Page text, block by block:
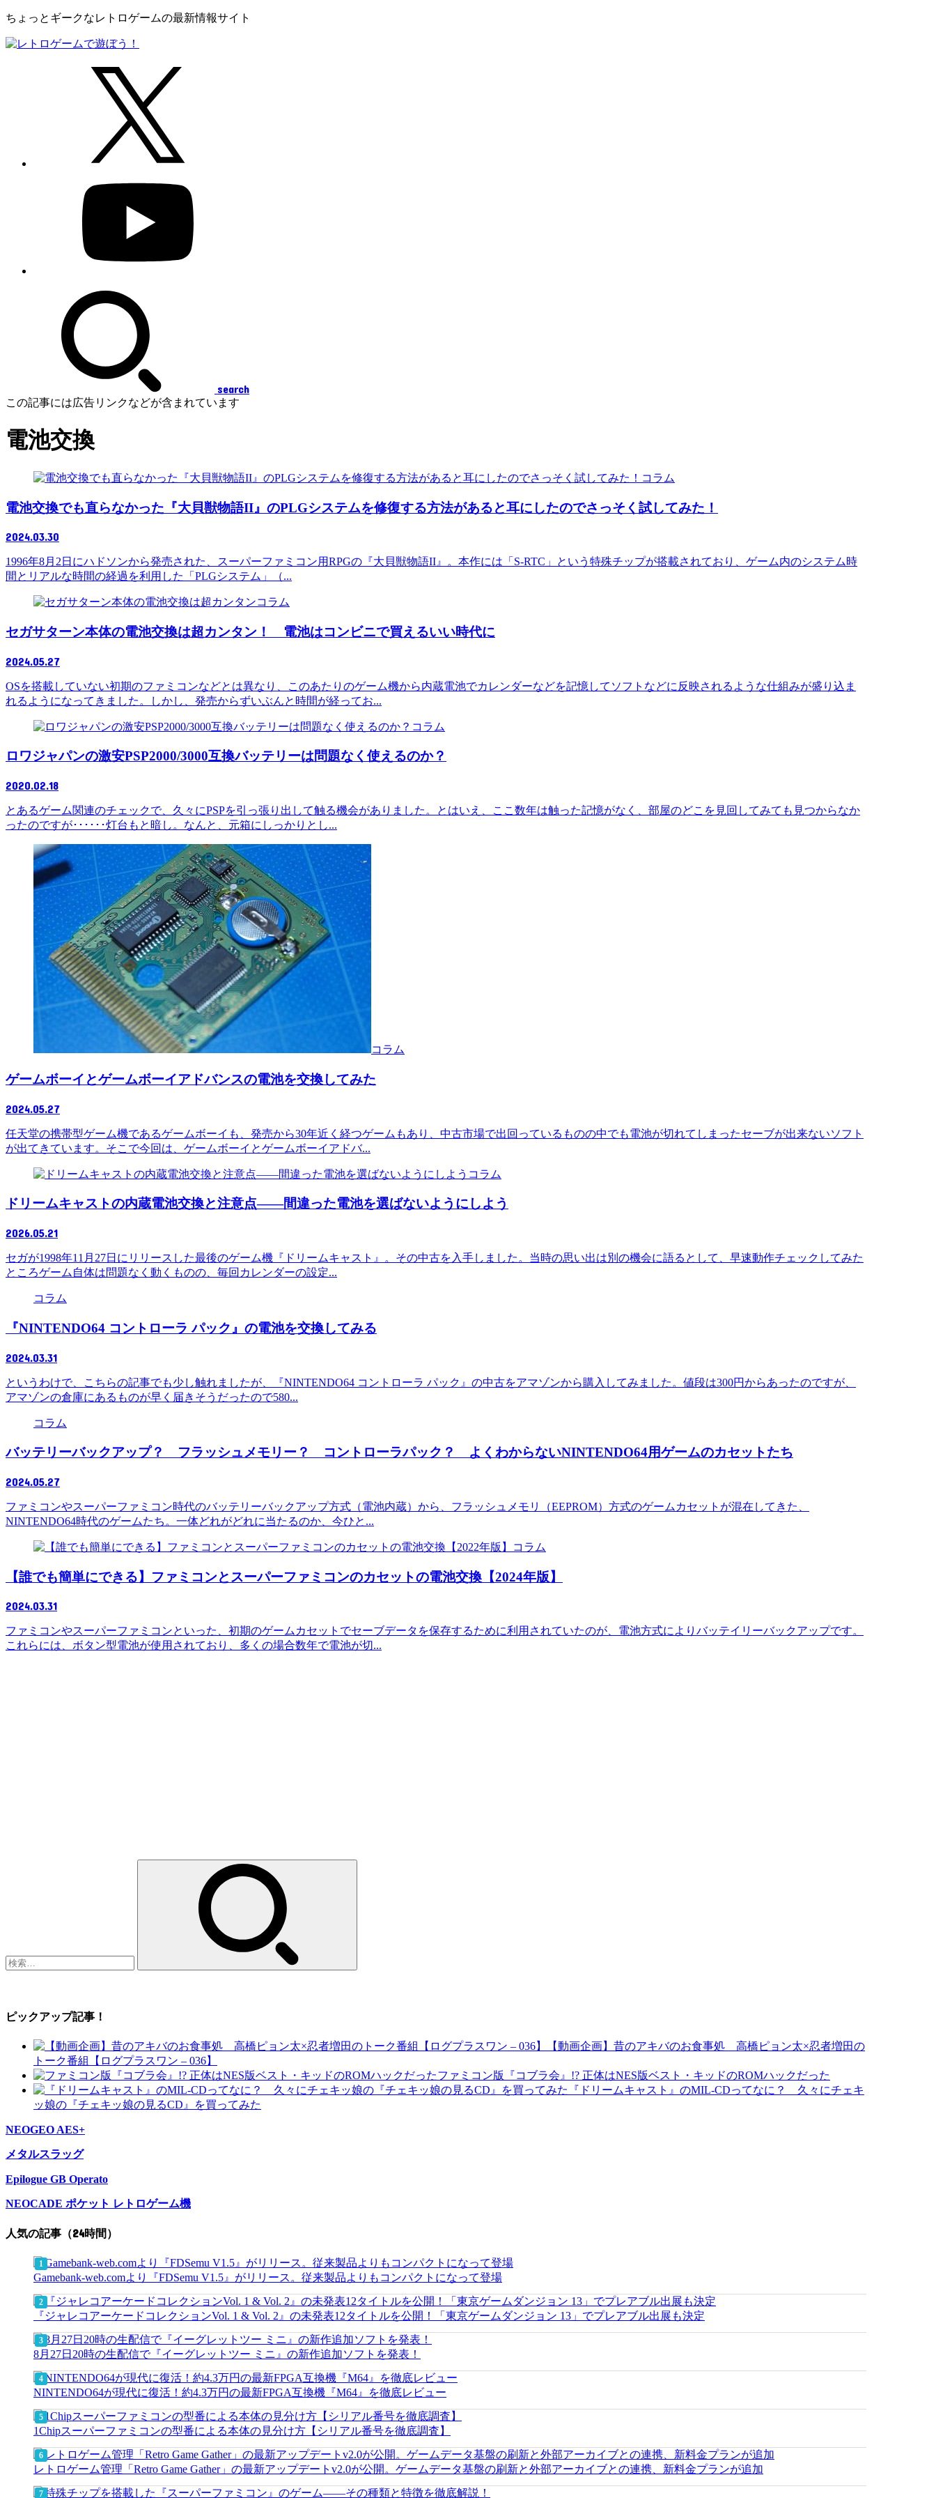
ちょっとギークなレトロゲームの最新情報サイト
search
この記事には広告リンクなどが含まれています
電池交換
コラム
電池交換でも直らなかった『大貝獣物語II』のPLGシステムを修復する方法があると耳にしたのでさっそく試してみた！
2024.03.30
1996年8月2日にハドソンから発売された、スーパーファミコン用RPGの『大貝獣物語II』。本作には「S-RTC」という特殊チップが搭載されており、ゲーム内のシステム時
間とリアルな時間の経過を利用した「PLGシステム」（...
コラム
セガサターン本体の電池交換は超カンタン！ 電池はコンビニで買えるいい時代に
2024.05.27
OSを搭載していない初期のファミコンなどとは異なり、このあたりのゲーム機から内蔵電池でカレンダーなどを記憶してソフトなどに反映されるような仕組みが盛り込ま
れるようになってきました。しかし、発売からずいぶんと時間が経ってお...
コラム
ロワジャパンの激安PSP2000/3000互換バッテリーは問題なく使えるのか？
2020.02.18
とあるゲーム関連のチェックで、久々にPSPを引っ張り出して触る機会がありました。とはいえ、ここ数年は触った記憶がなく、部屋のどこを見回してみても見つからなか
ったのですが･･････灯台もと暗し。なんと、元箱にしっかりとし...
コラム
ゲームボーイとゲームボーイアドバンスの電池を交換してみた
2024.05.27
任天堂の携帯型ゲーム機であるゲームボーイも、発売から30年近く経つゲームもあり、中古市場で出回っているものの中でも電池が切れてしまったセーブが出来ないソフト
が出てきています。そこで今回は、ゲームボーイとゲームボーイアドバ...
コラム
ドリームキャストの内蔵電池交換と注意点――間違った電池を選ばないようにしよう
2026.05.21
セガが1998年11月27日にリリースした最後のゲーム機『ドリームキャスト』。その中古を入手しました。当時の思い出は別の機会に語るとして、早速動作チェックしてみた
ところゲーム自体は問題なく動くものの、毎回カレンダーの設定...
コラム
『NINTENDO64 コントローラ パック』の電池を交換してみる
2024.03.31
というわけで、こちらの記事でも少し触れましたが、『NINTENDO64 コントローラ パック』の中古をアマゾンから購入してみました。値段は300円からあったのですが、
アマゾンの倉庫にあるものが早く届きそうだったので580...
コラム
バッテリーバックアップ？ フラッシュメモリー？ コントローラパック？ よくわからないNINTENDO64用ゲームのカセットたち
2024.05.27
ファミコンやスーパーファミコン時代のバッテリーバックアップ方式（電池内蔵）から、フラッシュメモリ（EEPROM）方式のゲームカセットが混在してきた、
NINTENDO64時代のゲームたち。一体どれがどれに当たるのか、今ひと...
コラム
【誰でも簡単にできる】ファミコンとスーパーファミコンのカセットの電池交換【2024年版】
2024.03.31
ファミコンやスーパーファミコンといった、初期のゲームカセットでセーブデータを保存するために利用されていたのが、電池方式によりバッテイリーバックアップです。
これらには、ボタン型電池が使用されており、多くの場合数年で電池が切...
ピックアップ記事！
【動画企画】昔のアキバのお食事処 高橋ピョン太×忍者増田の
トーク番組【ログプラスワン – 036】
ファミコン版『コブラ会』!? 正体はNES版ベスト・キッドのROMハックだった
『ドリームキャスト』のMIL-CDってなに？ 久々にチェキ
ッ娘の『チェキッ娘の見るCD』を買ってみた
NEOGEO AES+
メタルスラッグ
Epilogue GB Operato
NEOCADE ポケット レトロゲーム機
人気の記事（24時間）
Gamebank-web.comより『FDSemu V1.5』がリリース。従来製品よりもコンパクトになって登場
『ジャレコアーケードコレクションVol. 1 & Vol. 2』の未発表12タイトルを公開！「東京ゲームダンジョン 13」でプレアブル出展も決定
8月27日20時の生配信で『イーグレットツー ミニ』の新作追加ソフトを発表！
NINTENDO64が現代に復活！約4.3万円の最新FPGA互換機『M64』を徹底レビュー
1Chipスーパーファミコンの型番による本体の見分け方【シリアル番号を徹底調査】
レトロゲーム管理「Retro Game Gather」の最新アップデートv2.0が公開。ゲームデータ基盤の刷新と外部アーカイブとの連携、新料金プランが追加